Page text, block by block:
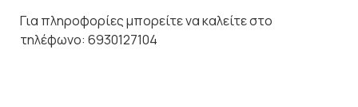
Για πληροφορίες μπορείτε να καλείτε στο
τηλέφωνο: 6930127104